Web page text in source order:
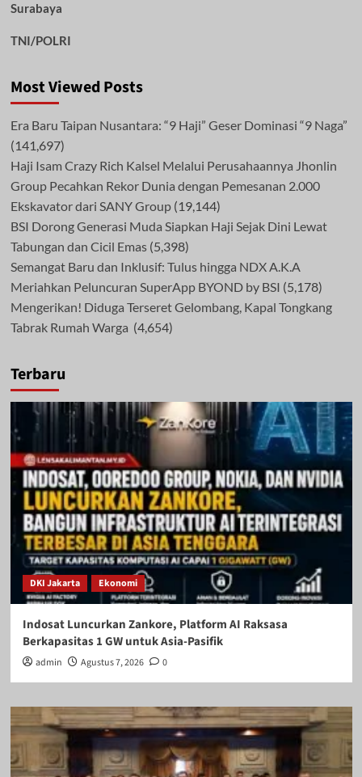
Surabaya
TNI/POLRI
Most Viewed Posts
Era Baru Taipan Nusantara: “9 Haji” Geser Dominasi “9 Naga”
(141,697)
Haji Isam Crazy Rich Kalsel Melalui Perusahaannya Jhonlin
Group Pecahkan Rekor Dunia dengan Pemesanan 2.000
Ekskavator dari SANY Group (19,144)
BSI Dorong Generasi Muda Siapkan Haji Sejak Dini Lewat
Tabungan dan Cicil Emas (5,398)
Semangat Baru dan Inklusif: Tulus hingga NDX A.K.A
Meriahkan Peluncuran SuperApp BYOND by BSI (5,178)
Mengerikan! Diduga Terseret Gelombang, Kapal Tongkang
Tabrak Rumah Warga (4,654)
Terbaru
DKI Jakarta Ekonomi
Indosat Luncurkan Zankore, Platform AI Raksasa
Berkapasitas 1 GW untuk Asia-Pasifik
admin Agustus 7, 2026 0